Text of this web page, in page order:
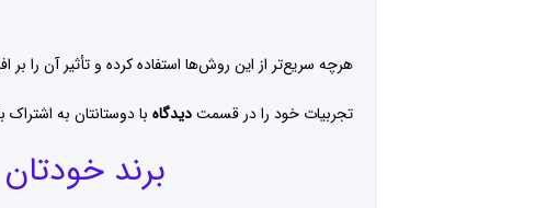
هرچه سریع‌تر از این روش‌ها استفاده کرده و تأثیر آن‌ را بر
تجربیات خود را در قسمتدیدگاه‌ با دوستانتان به اشتراک
برند